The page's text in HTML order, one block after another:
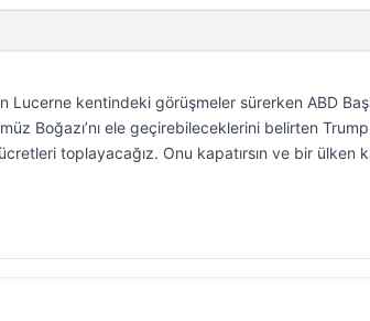
Lucerne kentindeki görüşmeler sürerken ABD
Boğazı’nı ele geçirebileceklerini belirten Trump
toplayacağız. Onu kapatırsın ve bir ülken